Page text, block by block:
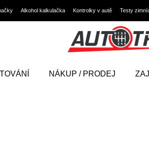
Alkohol kalkulačka Kontrolky v autě Testy
NÁKUP / PRODEJ